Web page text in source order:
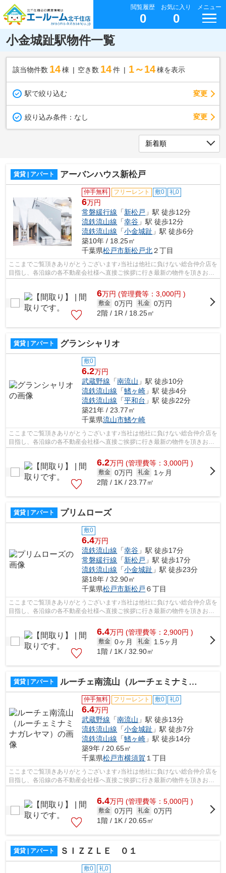
閲覧履歴
0
お気に入り
0
メニュー
小金城趾駅物件一覧
該当物件数 14棟 空き数 14 件 1～14 棟を表示
駅で絞り込む 変更
絞り込み条件： なし 変更
賃貸 | アパート アーバンハウス新松戸
仲手無料 フリーレント 敷0 礼0
6万円
常磐緩行線 「新松戸 」駅 徒歩12分
流鉄流山線 「幸谷 」駅 徒歩12分
流鉄流山線 「小金城趾 」駅 徒歩6分
築10年 / 18.25㎡
千葉県松戸市新松戸北２丁目
ここまでご覧頂きありがとうございます♪当社は他社に負けない総合仲介店を
目指し、各沿線の各不動産会社様へ直接ご挨拶に行き最新の物件を頂きお客
6万円 (管理費等：3,000円 )
敷金 0万円 礼金 0万円
2階 / 1R / 18.25㎡
賃貸 | アパート グランシャリオ
敷0
6.2万円
武蔵野線 「南流山 」駅 徒歩10分
流鉄流山線 「鰭ヶ崎 」駅 徒歩4分
流鉄流山線 「平和台 」駅 徒歩22分
築21年 / 23.77㎡
千葉県流山市鰭ケ崎
ここまでご覧頂きありがとうございます♪当社は他社に負けない総合仲介店を
目指し、各沿線の各不動産会社様へ直接ご挨拶に行き最新の物件を頂きお客
6.2万円 (管理費等：3,000円 )
敷金 0万円 礼金
1ヶ月
2階 / 1K / 23.77㎡
賃貸 | アパート プリムローズ
敷0
6.4万円
流鉄流山線 「幸谷 」駅 徒歩17分
常磐緩行線 「新松戸 」駅 徒歩17分
流鉄流山線 「小金城趾 」駅 徒歩23分
築18年 / 32.90㎡
千葉県松戸市新松戸 ６丁目
ここまでご覧頂きありがとうございます♪当社は他社に負けない総合仲介店を
目指し、各沿線の各不動産会社様へ直接ご挨拶に行き最新の物件を頂きお客
6.4万円 (管理費等：2,900円 )
敷金 0ヶ月 礼金
1.5ヶ月
1階 / 1K / 32.90㎡
賃貸 | アパート ルーチェ南流山（ルーチェミナミナガレヤマ）
仲手無料 フリーレント 敷0 礼0
6.4万円
武蔵野線 「南流山 」駅 徒歩13分
流鉄流山線 「小金城趾 」駅 徒歩7分
流鉄流山線 「鰭ヶ崎 」駅 徒歩14分
築9年 / 20.65㎡
千葉県松戸市横須賀 １丁目
ここまでご覧頂きありがとうございます♪当社は他社に負けない総合仲介店を
目指し、各沿線の各不動産会社様へ直接ご挨拶に行き最新の物件を頂きお客
6.4万円 (管理費等：5,000円 )
敷金 0万円 礼金 0万円
1階 / 1K / 20.65㎡
賃貸 | アパート ＳＩＺＺＬＥ ０１
敷0 礼0